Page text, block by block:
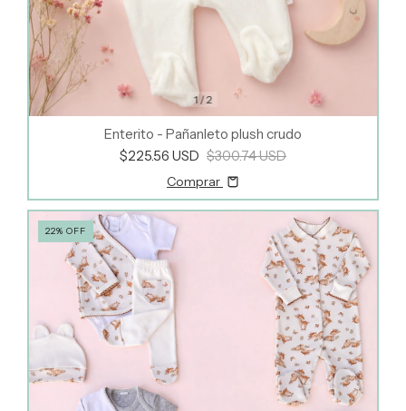
1/2
Enterito - Pañanleto plush crudo
$225.56 USD $300.74 USD
Comprar
22% OFF